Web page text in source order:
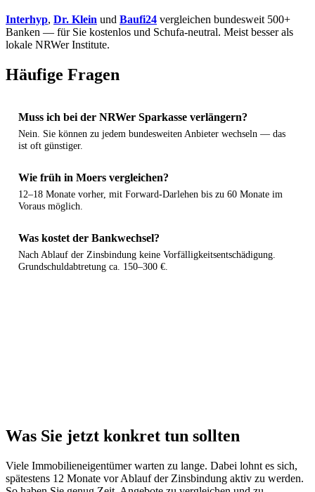
Interhyp, Dr. Klein und Baufi24 vergleichen bundesweit 500+
Banken — für Sie kostenlos und Schufa-neutral. Meist besser als
lokale NRWer Institute.
Häufige Fragen
Muss ich bei der NRWer Sparkasse verlängern?
Nein. Sie können zu jedem bundesweiten Anbieter wechseln — das
ist oft günstiger.
Wie früh in Moers vergleichen?
12–18 Monate vorher, mit Forward-Darlehen bis zu 60 Monate im
Voraus möglich.
Was kostet der Bankwechsel?
Nach Ablauf der Zinsbindung keine Vorfälligkeitsentschädigung.
Grundschuldabtretung ca. 150–300 €.
Was Sie jetzt konkret tun sollten
Viele Immobilieneigentümer warten zu lange. Dabei lohnt es sich,
spätestens 12 Monate vor Ablauf der Zinsbindung aktiv zu werden.